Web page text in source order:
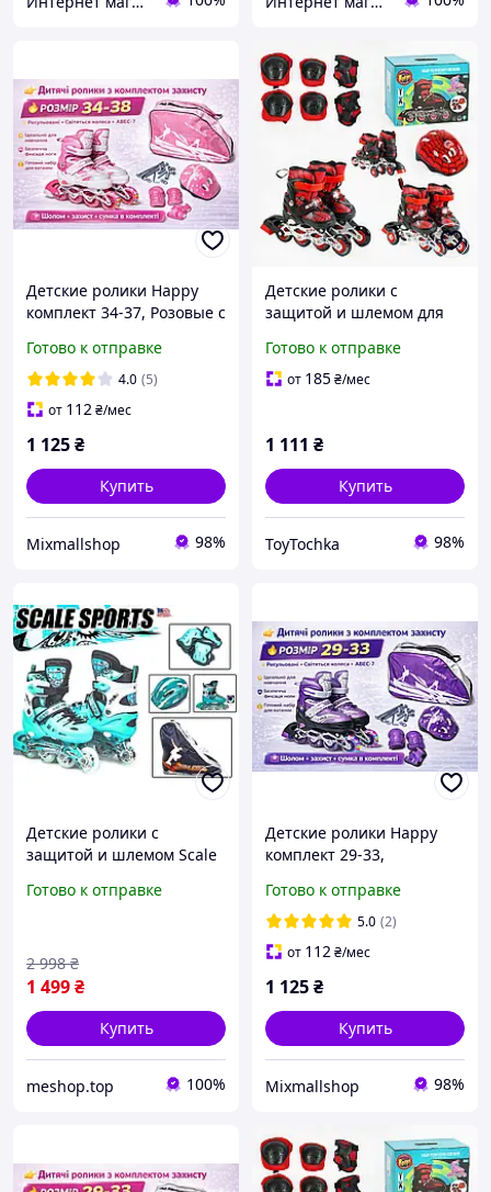
Детские ролики Happy
комплект 34-37, Розовые с
шлемом и защитой,
ABEC-7, PU колеса
Готово к отправке
4.0 (5)
от 112₴/мес
1 125₴
Купить
Mixmallshop 98%
Детские ролики с
защитой и шлемом для
26-29
Готово к отправке
от 185₴/мес
1 111 ₴
Купить
ToyTochka 98%
Детские ролики с
защитой и шлемом Scale
Готово к отправке
1 499₴
2 998 ₴
Купить
meshop.top 100%
Детские ролики Happy
комплект 29-33,
колес, шлемом и
защитой, ABEC-7, PU
колеса
Готово к отправке
5.0 (2)
от 112₴/мес
1 125₴
Купить
Mixmallshop 98%